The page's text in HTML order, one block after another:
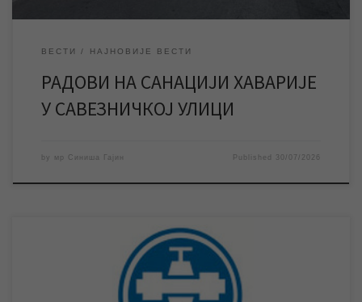
ВЕСТИ НАЈНОВИЈЕ ВЕСТИ
РАДОВИ НА САНАЦИЈИ ХАВАРИЈЕ
У САВЕЗНИЧКОЈ УЛИЦИ
by мр Синиша Гајин Published 30/07/2026
Пред нама је дуг топлотни талас са температурама до 40
степени. Системи водоснабдевања раде у пуном капацитету и